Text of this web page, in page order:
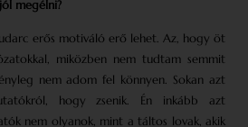
megélni?
erős motiváló erő lehet. Az, hogy öt
miközben nem tudtam semmit
nem adom fel könnyen. Sokan azt
hogy zsenik. Én inkább azt
nem olyanok, mint a táltos lovak, akik